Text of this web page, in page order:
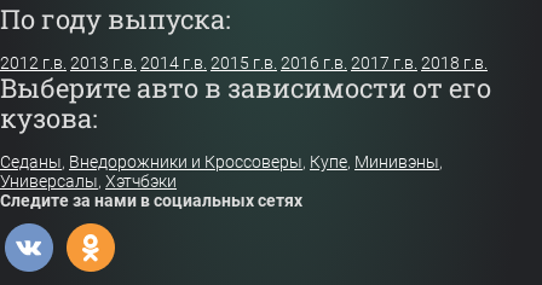
По году выпуска:
2012 г.в. 2013 г.в. 2014 г.в. 2015 г.в. 2016 г.в. 2017 г.в. 2018 г.в.
Выберите авто в зависимости от его
кузова:
Седаны, Внедорожники и Кроссоверы, Купе, Минивэны,
Универсалы, Хэтчбэки
Следите за нами в социальных сетях